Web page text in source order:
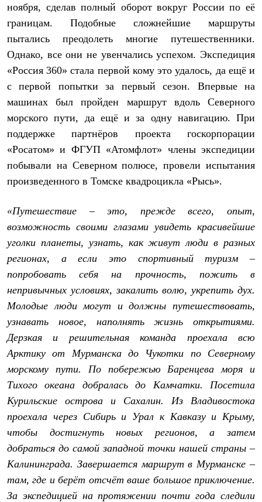
Шорты
Утепленная пухом
Куртки
Брюки
Жилеты
Утепленная синтетикой
Куртки
Штормовая одежда
Куртки
Куртки
Брюки
Лёгкая одежда
Футболки
Брюки
Термобелье
Теплое термобелье
Среднее термобелье
Легкое термобелье
Флисовая одежда
Куртки
Детская одежда
Утепленная пухом
Куртки
Брюки
Утепленная синтетикой
Комбинезоны
Куртки
Брюки
Лёгкая одежда
Футболки
Толстовки
Брюки
Куртки
Флисовая одежда
Брюки
Жилеты
ноября, сделав полный оборот вокруг России по её
границам. Подобные сложнейшие маршруты
пытались преодолеть многие путешественники.
Однако, все они не увенчались успехом. Экспедиция
«Россия 360» стала первой кому это удалось, да ещё и
с первой попытки за первый сезон. Впервые на
машинах был пройден маршрут вдоль Северного
морского пути, да ещё и за одну навигацию. При
поддержке партнёров проекта госкорпорации
«Росатом» и ФГУП «Атомфлот» члены экспедиции
побывали на Северном полюсе, провели испытания
произведенного в Томске квадроцикла «Рысь».
«Путешествие – это, прежде всего, опыт,
возможность своими глазами увидеть красивейшие
уголки планеты, узнать, как живут люди в разных
регионах, а если это спортивный туризм –
попробовать себя на прочность, пожить в
непривычных условиях, закалить волю, укрепить дух.
Молодые люди могут и должны путешествовать,
узнавать новое, наполнять жизнь открытиями.
Дерзкая и решительная команда проехала всю
Арктику от Мурманска до Чукотки по Северному
морскому пути. По побережью Баренцева моря и
Тихого океана добралась до Камчатки. Посетила
Курильские острова и Сахалин. Из Владивостока
проехала через Сибирь и Урал к Кавказу и Крыму,
чтобы достигнуть новых регионов, а затем
добраться до самой западной точки нашей страны –
Калининграда. Завершается маршрут в Мурманске –
там, где и берёт отсчёт ваше большое приключение.
За экспедицией на протяжении почти года следили